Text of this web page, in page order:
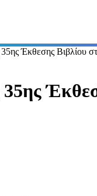
Έκθεσης Βιβλίου